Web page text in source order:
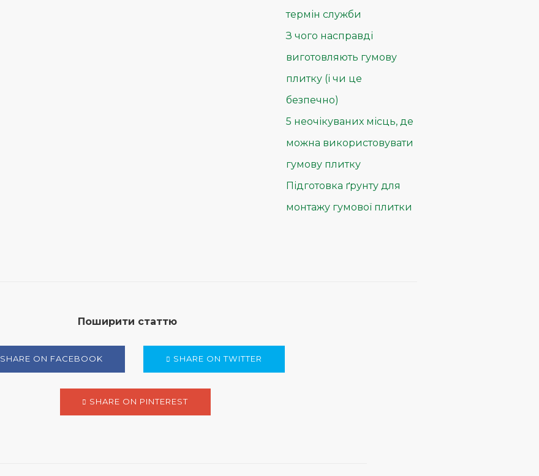
термін служби
З чого насправді
виготовляють гумову
плитку (і чи це
безпечно)
5 неочікуваних місць, де
можна використовувати
гумову плитку
Підготовка ґрунту для
монтажу гумової плитки
Поширити статтю
SHARE ON FACEBOOK SHARE ON TWITTER
SHARE ON PINTEREST